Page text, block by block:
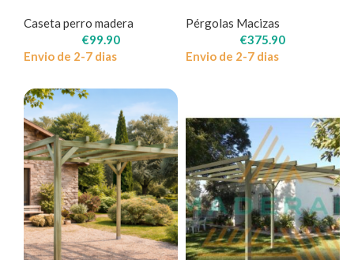
Caseta perro madera
€99.90
Envio de 2-7 dias
Pérgolas Macizas
€375.90
Envio de 2-7 dias